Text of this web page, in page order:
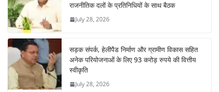
राजनीतिक दलों के प्रतिनिधियों के साथ बैठक
July 28, 2026
सड़क संपर्क, हेलीपैड निर्माण और ग्रामीण विकास सहित
अनेक परियोजनाओं के लिए 93 करोड़ रुपये की वित्तीय
स्वीकृति
July 28, 2026